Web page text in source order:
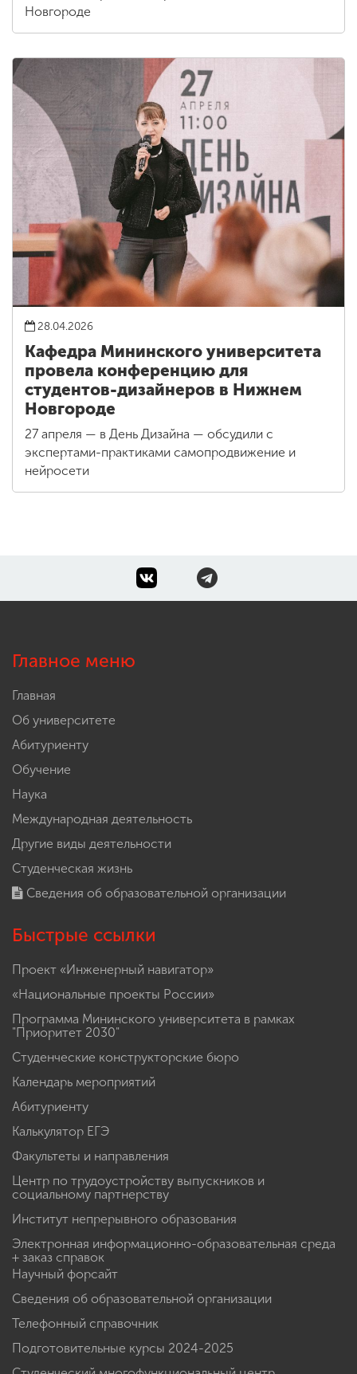
Новгороде
28.04.2026
Кафедра Мининского университета
провела конференцию для
студентов-дизайнеров в Нижнем
Новгороде
27 апреля — в День Дизайна — обсудили с
экспертами-практиками самопродвижение и
нейросети
Главное меню
Главная
Об университете
Абитуриенту
Обучение
Наука
Международная деятельность
Другие виды деятельности
Студенческая жизнь
Сведения об образовательной организации
Быстрые ссылки
Проект «Инженерный навигатор»
«Национальные проекты России»
Программа Мининского университета в рамках
"Приоритет 2030"
Студенческие конструкторские бюро
Календарь мероприятий
Абитуриенту
Калькулятор ЕГЭ
Факультеты и направления
Центр по трудоустройству выпускников и
социальному партнерству
Институт непрерывного образования
Электронная информационно-образовательная среда
+ заказ справок
Научный форсайт
Сведения об образовательной организации
Телефонный справочник
Подготовительные курсы 2024-2025